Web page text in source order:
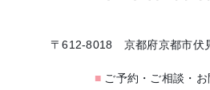
〒612-8018 京都府京都市伏
■ ご予約・ご相談・